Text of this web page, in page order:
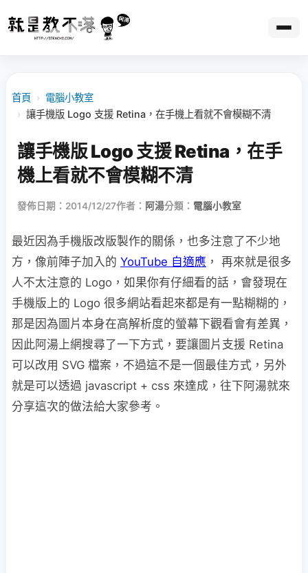
首頁 › 電腦小教室
› 讓手機版 Logo 支援 Retina，在手機上看就不會模糊不清
讓手機版 Logo 支援 Retina，在手
機上看就不會模糊不清
發佈日期：2014/12/27作者： 阿湯分類： 電腦小教室
最近因為手機版改版製作的關係，也多注意了不少地
方，像前陣子加入的 YouTube 自適應 ， 再來就是很多
人不太注意的 Logo，如果你有仔細看的話，會發現在
手機版上的 Logo 很多網站看起來都是有一點糊糊的，
那是因為圖片本身在高解析度的螢幕下觀看會有差異，
因此阿湯上網搜尋了一下方式，要讓圖片支援 Retina
可以改用 SVG 檔案，不過這不是一個最佳方式，另外
就是可以透過 javascript + css 來達成，往下阿湯就來
分享這次的做法給大家參考。